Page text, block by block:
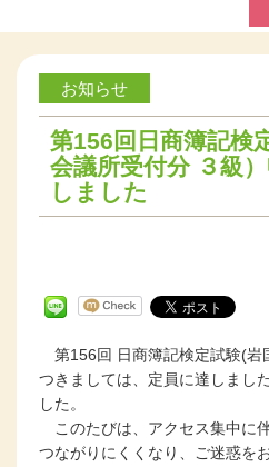
お知らせ
第156回日商簿記検
会議所受付分 ３級
しました
第156回 日商簿記検定試験(岩
つきましては、定員に達しまし
した。
このたびは、アクセス集中に
つながりにくくなり、ご迷惑を